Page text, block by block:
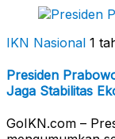
IKN Nasional 1
Presiden
Jaga Stabilitas
GoIKN.com –